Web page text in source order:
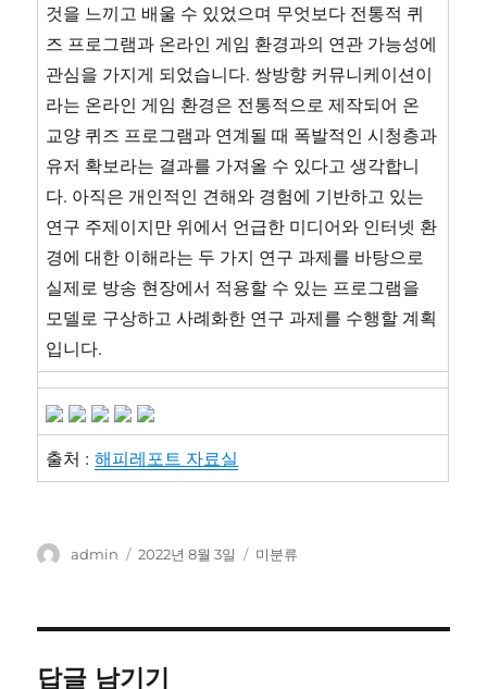
것을 느끼고 배울 수 있었으며 무엇보다 전통적 퀴
즈 프로그램과 온라인 게임 환경과의 연관 가능성에
관심을 가지게 되었습니다. 쌍방향 커뮤니케이션이
라는 온라인 게임 환경은 전통적으로 제작되어 온
교양 퀴즈 프로그램과 연계될 때 폭발적인 시청층과
유저 확보라는 결과를 가져올 수 있다고 생각합니
다. 아직은 개인적인 견해와 경험에 기반하고 있는
연구 주제이지만 위에서 언급한 미디어와 인터넷 환
경에 대한 이해라는 두 가지 연구 과제를 바탕으로
실제로 방송 현장에서 적용할 수 있는 프로그램을
모델로 구상하고 사례화한 연구 과제를 수행할 계획
입니다.
출처 :해피레포트 자료실
글
admin
작
2022년 8월 3일
카
미분류
답글 남기기